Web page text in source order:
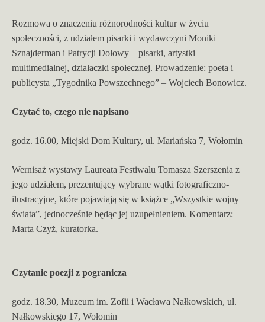
Rozmowa o znaczeniu różnorodności kultur w życiu
społeczności, z udziałem pisarki i wydawczyni Moniki
Sznajderman i Patrycji Dołowy – pisarki, artystki
multimedialnej, działaczki społecznej. Prowadzenie: poeta i
publicysta „Tygodnika Powszechnego” – Wojciech Bonowicz.
Czytać to, czego nie napisano
godz. 16.00, Miejski Dom Kultury, ul. Mariańska 7, Wołomin
Wernisaż wystawy Laureata Festiwalu Tomasza Szerszenia z
jego udziałem, prezentujący wybrane wątki fotograficzno-
ilustracyjne, które pojawiają się w książce „Wszystkie wojny
świata”, jednocześnie będąc jej uzupełnieniem. Komentarz:
Marta Czyż, kuratorka.
Czytanie poezji z pogranicza
godz. 18.30, Muzeum im. Zofii i Wacława Nałkowskich, ul.
Nałkowskiego 17, Wołomin